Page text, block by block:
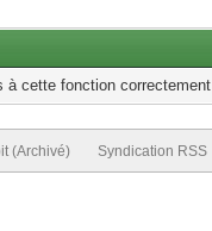
à cette fonction
(Archivé) Syndication RSS